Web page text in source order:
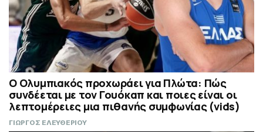
Ο Ολυμπιακός προχωράει για Πλώτα: Πώς
συνδέεται με τον Γουόκαπ και ποιες είναι οι
λεπτομέρειες μια πιθανής συμφωνίας (vids)
ΓΙΩΡΓΟΣ ΕΛΕΥΘΕΡΙΟΥ